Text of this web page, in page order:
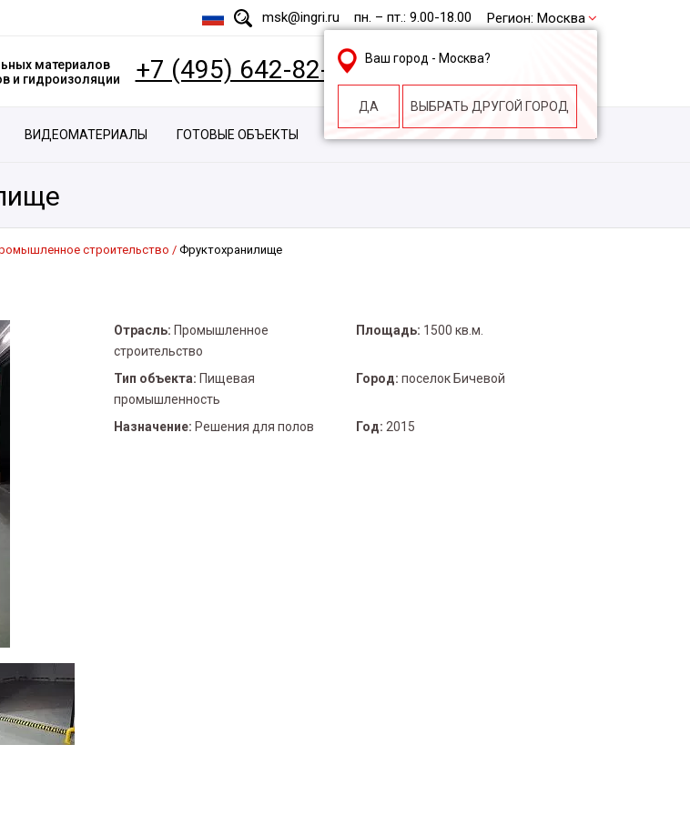
msk@ingri.ru пн. – пт.: 9.00-18.00 Регион: Москва
Ваш город - Москва?
ДА ВЫБРАТЬ ДРУГОЙ ГОРОД
материалов
и гидроизоляции
+7 (495) 642-82-62
ВИДЕОМАТЕРИАЛЫ ГОТОВЫЕ ОБЪЕКТЫ
строительство Фруктохранилище
Отрасль: Промышленное
строительство
Площадь: 1500 кв.м.
Тип объекта: Пищевая
промышленность
Город: поселок Бичевой
Назначение: Решения для полов Год: 2015